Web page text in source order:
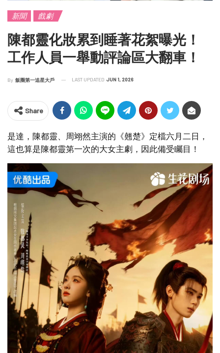
新聞 戲劇
陳都靈化妝累到睡著花絮曝光！
工作人員一舉動評論區大翻車！
By 飯圈第一追星大戶 LAST UPDATED JUN 1, 2026
Share
是達，陳都靈、周翊然主演的《翹楚》定檔六月二日，
這也算是陳都靈第一次的大女主劇，因此備受矚目！